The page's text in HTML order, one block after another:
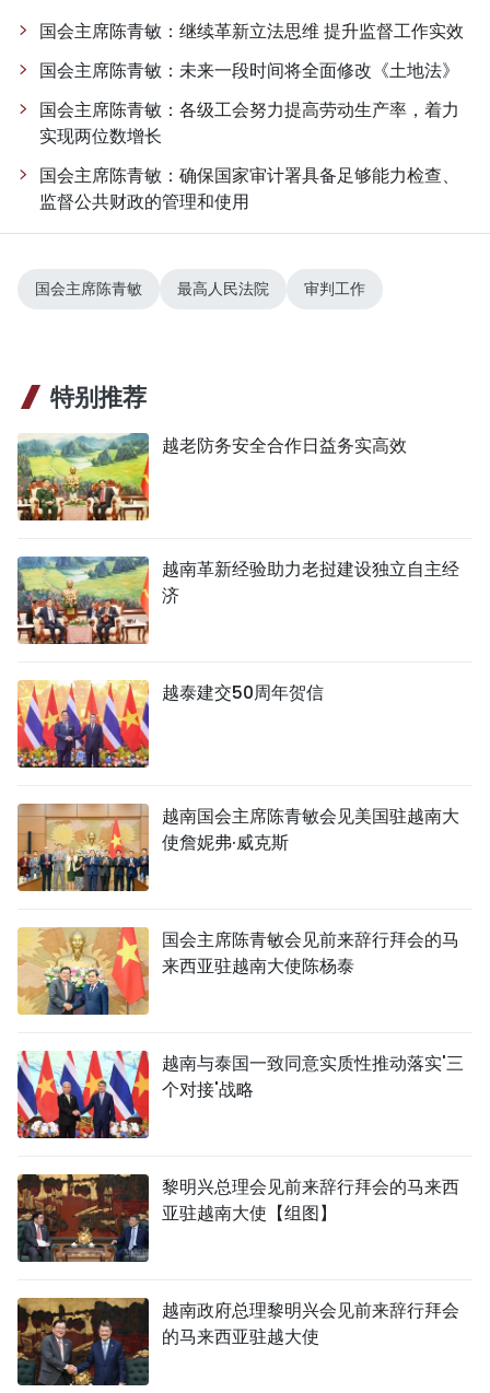
国会主席陈青敏：继续革新立法思维 提升监督工作实效
国会主席陈青敏：未来一段时间将全面修改《土地法》
国会主席陈青敏：各级工会努力提高劳动生产率，着力
实现两位数增长
国会主席陈青敏：确保国家审计署具备足够能力检查、
监督公共财政的管理和使用
国会主席陈青敏 最高人民法院 审判工作
特别推荐
越老防务安全合作日益务实高效
越南革新经验助力老挝建设独立自主经
济
越泰建交50周年贺信
越南国会主席陈青敏会见美国驻越南大
使詹妮弗·威克斯
国会主席陈青敏会见前来辞行拜会的马
来西亚驻越南大使陈杨泰
越南与泰国一致同意实质性推动落实'三
个对接'战略
黎明兴总理会见前来辞行拜会的马来西
亚驻越南大使【组图】
越南政府总理黎明兴会见前来辞行拜会
的马来西亚驻越大使